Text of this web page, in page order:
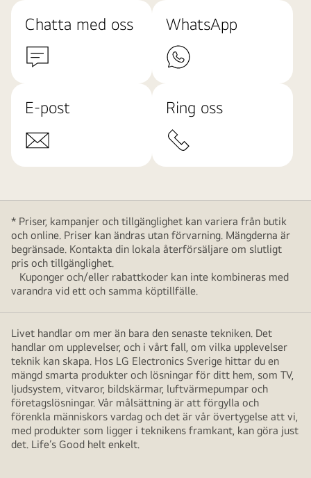
Chatta med oss WhatsApp
E-post Ring oss
* Priser, kampanjer och tillgänglighet kan variera från butik
och online. Priser kan ändras utan förvarning. Mängderna är
begränsade. Kontakta din lokala återförsäljare om slutligt
pris och tillgänglighet.
Kuponger och/eller rabattkoder kan inte kombineras med
varandra vid ett och samma köptillfälle.
Livet handlar om mer än bara den senaste tekniken. Det
handlar om upplevelser, och i vårt fall, om vilka upplevelser
teknik kan skapa. Hos LG Electronics Sverige hittar du en
mängd smarta produkter och lösningar för ditt hem, som TV,
ljudsystem, vitvaror, bildskärmar, luftvärmepumpar och
företagslösningar. Vår målsättning är att förgylla och
förenkla människors vardag och det är vår övertygelse att vi,
med produkter som ligger i teknikens framkant, kan göra just
det. Life’s Good helt enkelt.